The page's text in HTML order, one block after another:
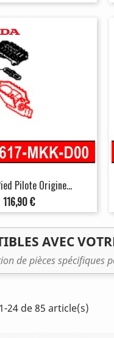
Pilote Origine...
Prix
116,90 €
AVEC
de pièces spécifiques
24 de 85 article(s)